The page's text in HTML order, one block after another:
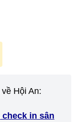
Hội An:
in sân